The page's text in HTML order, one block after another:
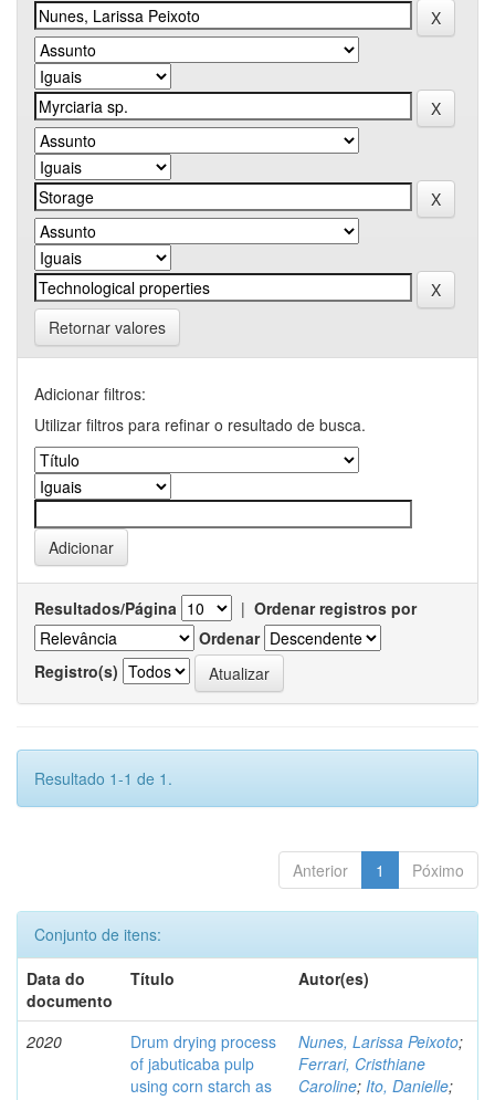
Retornar valores
Adicionar filtros:
Utilizar filtros para refinar o resultado de busca.
Resultados/Página | Ordenar registros por
Ordenar
Registro(s)
Resultado 1-1 de 1.
Anterior 1 Póximo
Conjunto de itens:
Data do
documento
Título Autor(es)
2020
Drum drying process
of jabuticaba pulp
using corn starch as
Nunes, Larissa Peixoto;
Ferrari, Cristhiane
Caroline; Ito, Danielle;